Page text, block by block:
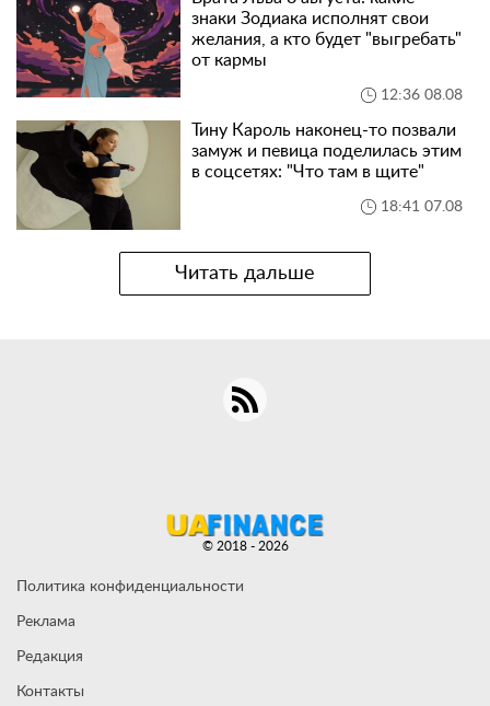
знаки Зодиака исполнят свои
желания, а кто будет "выгребать"
от кармы
12:36 08.08
Тину Кароль наконец-то позвали
замуж и певица поделилась этим
в соцсетях: "Что там в щите"
18:41 07.08
Читать дальше
Политика конфиденциальности
Реклама
Редакция
Контакты
© 2018 - 2026